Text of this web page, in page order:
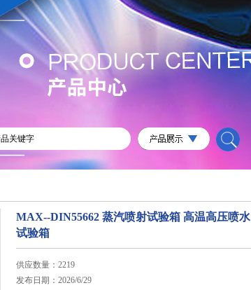
MAX--DIN55662 蒸汽喷射试验箱 高温高压喷水
试验箱
供应数量：2219
发布日期：2026/6/29